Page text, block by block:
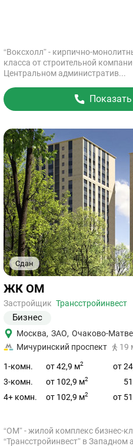
“Воксхолл” - кирпично-
класса от строительной
Центральном административ...
Сдан
Ссылка
на
объект
ЖК ОМ
Застройщик Трансстройинвест
Бизнес
Москва, ЗАО, Очаково-
Мичуринский проспект
19
1-комн. от 42,9 м2 от
3-комн.
от 102,9 м2
4+ комн.
от 102,9 м2 от
“ОМ” - жилой комплекс бизнес-
“Трансстройинвест” в